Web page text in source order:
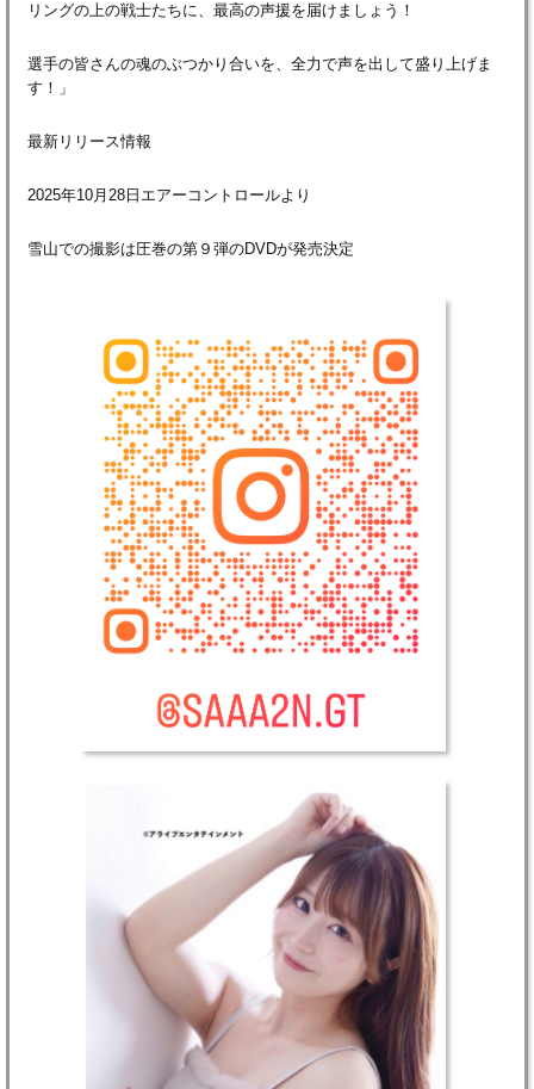
リングの上の戦士たちに、最高の声援を届けましょう！
選手の皆さんの魂のぶつかり合いを、全力で声を出して盛り上げま
す！」
最新リリース情報
2025年10月28日エアーコントロールより
雪山での撮影は圧巻の第９弾のDVDが発売決定